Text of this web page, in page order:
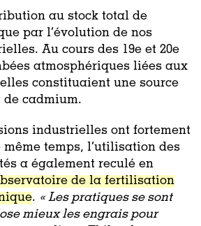
au stock total de
par l’évolution de nos
Au cours des 19e et 20e
atmosphériques liées aux
constituaient une source
de cadmium.
industrielles ont fortement
temps, l’utilisation des
a également reculé en
de la fertilisation
. « Les pratiques se sont
mieux les engrais pour